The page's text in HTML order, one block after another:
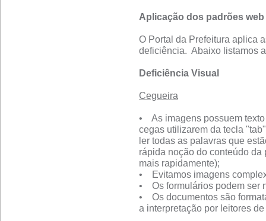
Aplicação dos padrões
O Portal da Prefeitura aplica
deficiência. Abaixo listamos
Deficiência Visual
Cegueira
• As imagens possuem
cegas utilizarem da tecla
ler todas as palavras que
rápida noção do conteúdo
mais rapidamente);
• Evitamos imagens
• Os formulários podem ser
• Os documentos são
a interpretação por leitores